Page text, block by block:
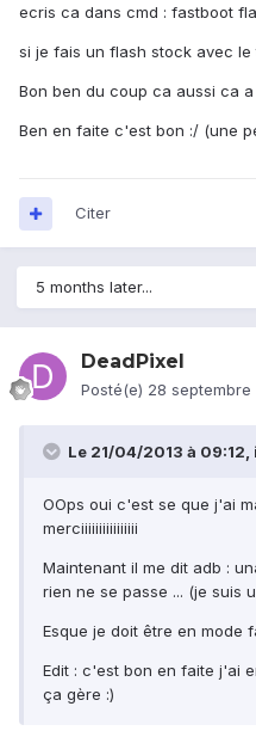
ecris ca dans cmd : fastboot
si je fais un flash stock avec
Bon ben du coup ca aussi ca a
Ben en faite c'est bon :/ (une
Citer
5 months later...
DeadPixel
Posté(e) 28 septembre
Le 21/04/2013 à
OOps oui c'est se que j'ai
merciiiiiiiiiiiiiiii
Maintenant il me dit adb :
rien ne se passe ... (je suis
Esque je doit être en mode
Edit : c'est bon en faite j'ai
ça gère :)